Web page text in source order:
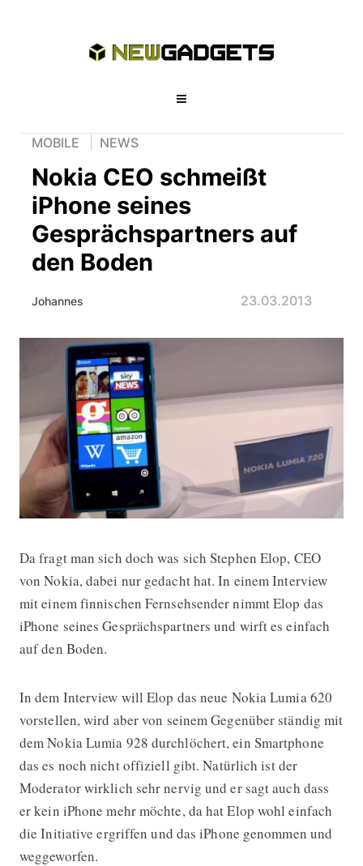
MOBILE NEWS
Nokia CEO schmeißt
iPhone seines
Gesprächspartners auf
den Boden
Johannes 23.03.2013
Nokia CEO schmeißt iPhone seines
Da fragt man sich doch was sich Stephen Elop, CEO
von Nokia, dabei nur gedacht hat. In einem Interview
mit einem finnischen Fernsehsender nimmt Elop das
iPhone seines Gesprächspartners und wirft es einfach
auf den Boden.
In dem Interview will Elop das neue Nokia Lumia 620
vorstellen, wird aber von seinem Gegenüber ständig mit
dem Nokia Lumia 928 durchlöchert, ein Smartphone
das es noch nicht offiziell gibt. Natürlich ist der
Moderator wirklich sehr nervig und er sagt auch dass
er kein iPhone mehr möchte, da hat Elop wohl einfach
die Initiative ergriffen und das iPhone genommen und
weggeworfen.